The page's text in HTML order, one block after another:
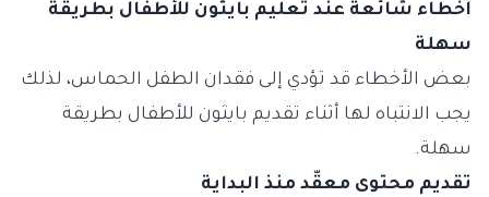
أخطاء شائعة عند تعليم بايثون للأطفال بطريقة
سهلة
بعض الأخطاء قد تؤدي إلى فقدان الطفل الحماس، لذلك
يجب الانتباه لها أثناء تقديم بايثون للأطفال بطريقة
سهلة.
تقديم محتوى معقّد منذ البداية